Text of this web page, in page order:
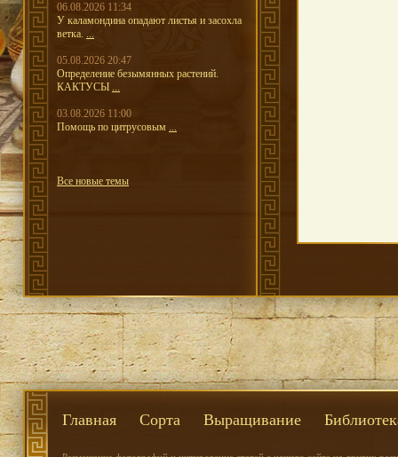
06.08.2026 11:34
У каламондина опадают листья и засохла
ветка. ...
05.08.2026 20:47
Определение безымянных растений.
КАКТУСЫ ...
03.08.2026 11:00
Помощь по цитрусовым ...
Все новые темы
Главная Сорта Выращивание